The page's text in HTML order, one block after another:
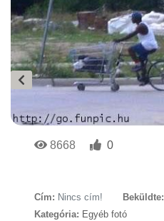
8668
0
Cím: Nincs cím! Beküldte:
Kategória: Egyéb fotó